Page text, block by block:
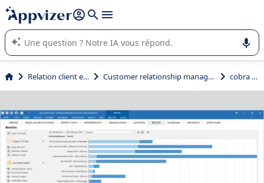
répondre (plusieurs lignes avec
L'IA de Appvizer vous guide dans l'utilisation ou la sélection de
logiciel SaaS en entreprise.
Relation client et vente Customer relationship management (CRM) cobra CRM